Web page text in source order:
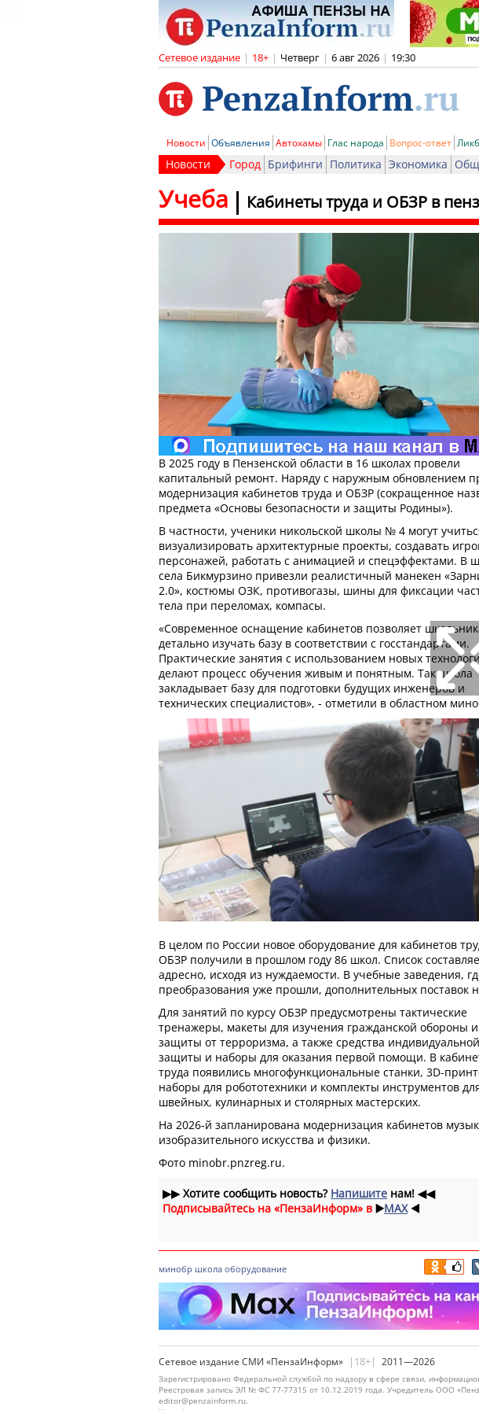
Сетевое издание | 18+ | Четверг | 6 авг 2026 | 19:30
Новости Объявления Автохамы Глас народа Вопрос-ответ
Новости Город Брифинги Политика Экономика
Кабинеты труда и ОБЗР в
Учеба
В 2025 году в Пензенской области в 16 школах провели
капитальный ремонт. Наряду с наружным обновлением
модернизация кабинетов труда и ОБЗР (сокращенное
предмета «Основы безопасности и защиты Родины»).
В частности, ученики никольской школы № 4 могут
визуализировать архитектурные проекты, создавать
персонажей, работать с анимацией и спецэффектами. В
села Бикмурзино привезли реалистичный манекен
2.0», костюмы ОЗК, противогазы, шины для фиксации
тела при переломах, компасы.
«Современное оснащение кабинетов позволяет
детально изучать базу в соответствии с госстандартами.
Практические занятия с использованием новых
делают процесс обучения живым и понятным. Так школа
закладывает базу для подготовки будущих инженеров и
технических специалистов», - отметили в областном
В целом по России новое оборудование для кабинетов
ОБЗР получили в прошлом году 86 школ. Список
адресно, исходя из нуждаемости. В учебные заведения,
преобразования уже прошли, дополнительных поставок
Для занятий по курсу ОБЗР предусмотрены тактические
тренажеры, макеты для изучения гражданской обороны и
защиты от терроризма, а также средства индивидуальной
защиты и наборы для оказания первой помощи. В
труда появились многофункциональные станки, 3D-
наборы для робототехники и комплекты инструментов
швейных, кулинарных и столярных мастерских.
На 2026-й запланирована модернизация кабинетов
изобразительного искусства и физики.
Фото minobr.pnzreg.ru.
▶▶Хотите сообщить новость? Напишите нам! ◀◀
Подписывайтесь на «ПензаИнформ» в ▶️MAX ◀️
минобр школа оборудование
Сетевое издание СМИ «ПензаИнформ» |18+| 2011—2026
Зарегистрировано Федеральной службой по надзору в сфере связи,
Реестровая запись ЭЛ № ФС 77-77315 от 10.12.2019 года. Учредитель ООО
editor@penzainform.ru.